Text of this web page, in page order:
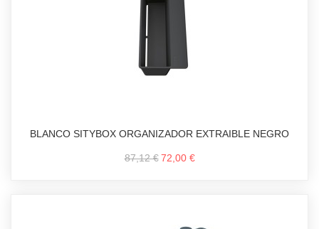
BLANCO SITYBOX ORGANIZADOR EXTRAIBLE NEGRO
87,12 € 72,00 €